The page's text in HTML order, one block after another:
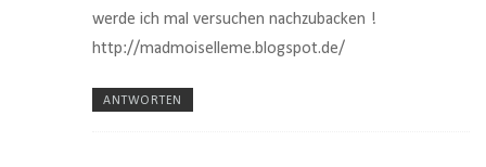
werde ich mal versuchen nachzubacken !
http://madmoiselleme.blogspot.de/
ANTWORTEN